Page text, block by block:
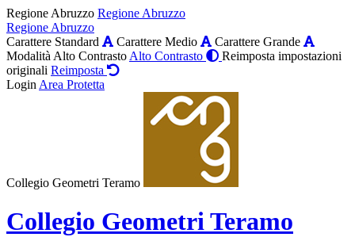
Regione Abruzzo Regione Abruzzo
Regione Abruzzo
Carattere Standard
Carattere Medio
Carattere Grande
Modalità Alto Contrasto Alto Contrasto
Reimposta impostazioni
originali Reimposta
Login Area Protetta
Collegio Geometri Teramo
Collegio Geometri Teramo